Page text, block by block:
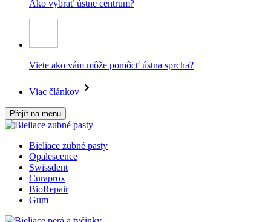
Ako vybrať ústne centrum?
Viete ako vám môže pomôcť ústna sprcha?
Viac článkov
Přejít na menu
Bieliace zubné pasty
Opalescence
Swissdent
Curaprox
BioRepair
Gum